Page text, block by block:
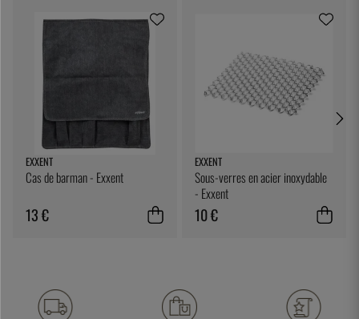
EXXENT
Cas de barman - Exxent
13 €
EXXENT
Sous-verres en acier inoxydable
- Exxent
10 €